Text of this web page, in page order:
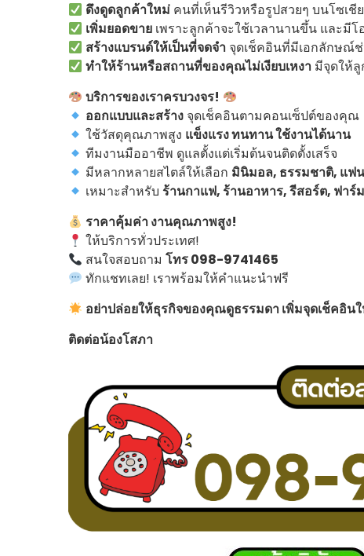
ดึงดูดลูกค้าใหม่ คนที่เห็นรีวิวหรือรูปสวยๆ บนโซเชี
เพิ่มยอดขาย เพราะลูกค้าจะใช้เวลานานขึ้น และ
สร้างแบรนด์ให้เป็นที่จดจำ จุดเช็คอินที่มีเอกลักษณ์
ทำให้ร้านหรือสถานที่ของคุณไม่เงียบเหงา มีจุดให้
บริการของเราครบวงจร!
ออกแบบและสร้าง จุดเช็คอินตามคอนเซ็ปต์ของคุณ
ใช้วัสดุคุณภาพสูง แข็งแรง ทนทาน ใช้งานได้นาน
ทีมงานมืออาชีพ ดูแลตั้งแต่เริ่มต้นจนติดตั้งเสร็จ
มีหลากหลายสไตล์ให้เลือก มินิมอล, ธรรมชาติ, แฟ
เหมาะสำหรับ ร้านกาแฟ, ร้านอาหาร, รีสอร์ต, ฟาร์
ราคาคุ้มค่า งานคุณภาพสูง!
ให้บริการทั่วประเทศ!
สนใจสอบถามโทร 098-9741465
ทักแชทเลย! เราพร้อมให้คำแนะนำฟรี
อย่าปล่อยให้ธุรกิจของคุณดูธรรมดา เพิ่มจุดเช็คอิน
ติดต่อน้องโสภา